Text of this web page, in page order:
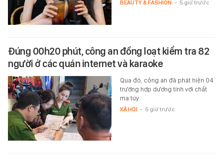
BEAUTY & FASHION - 5 giờ trước
Đúng 00h20 phút, công an đồng loạt kiểm tra 82
người ở các quán internet và karaoke
Qua đó, công an đã phát hiện 04
trường hợp dương tính với chất
ma túy.
XÃ HỘI - 5 giờ trước